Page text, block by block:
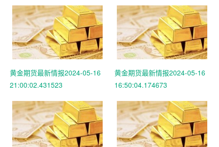
黄金期货最新情报2024-05-16
21:00:02.431523
黄金期货最新情报2024-05-16
16:50:04.174673